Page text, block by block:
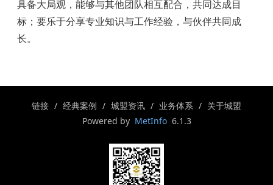
具备大局观，能够与其他团队相互配合，共同达成目
标；要乐于分享专业知识与工作经验，与伙伴共同成
长。
链接 经典案例 城盟资讯 业务体系
关于城盟
Powered by MetInfo6.1.3